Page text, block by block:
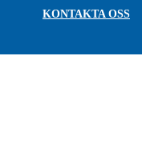
KONTAKTA OSS